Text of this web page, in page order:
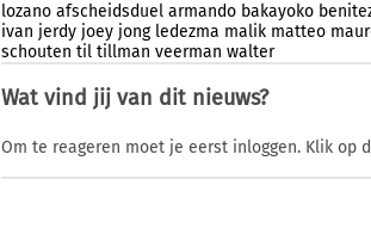
lozano afscheidsduel armando bakayoko
ivan jerdy joey jong ledezma malik matteo
schouten til tillman veerman walter
Wat vind jij van dit nieuws?
Om te reageren moet je eerst inloggen. Klik op